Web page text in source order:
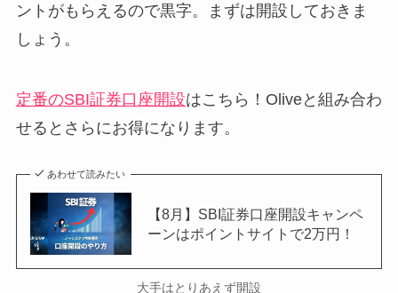
ントがもらえるので黒字。まずは開設しておきま
しょう。
定番のSBI証券口座開設はこちら！Oliveと組み合わ
せるとさらにお得になります。
あわせて読みたい
【8月】SBI証券口座開設キャンペ
ーンはポイントサイトで2万円！
大手はとりあえず開設